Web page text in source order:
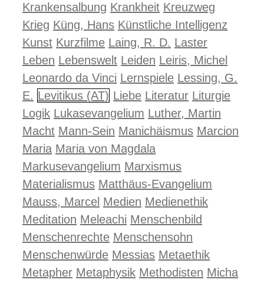
Krankensalbung Krankheit Kreuzweg
Krieg Küng, Hans Künstliche Intelligenz
Kunst Kurzfilme Laing, R. D. Laster
Leben Lebenswelt Leiden Leiris, Michel
Leonardo da Vinci Lernspiele Lessing, G.
E. Levitikus (AT) Liebe Literatur Liturgie
Logik Lukasevangelium Luther, Martin
Macht Mann-Sein Manichäismus Marcion
Maria Maria von Magdala
Markusevangelium Marxismus
Materialismus Matthäus-Evangelium
Mauss, Marcel Medien Medienethik
Meditation Meleachi Menschenbild
Menschenrechte Menschensohn
Menschenwürde Messias Metaethik
Metapher Metaphysik Methodisten Micha